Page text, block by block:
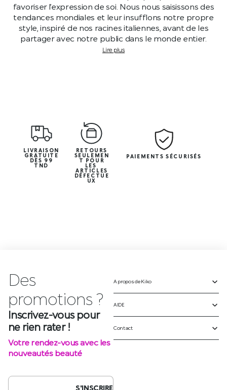
favoriser l’expression de soi. Nous nous saisissons des
tendances mondiales et leur insufflons notre propre
style, inspiré de nos racines italiennes, avant de les
partager avec notre public dans le monde entier.
Lire plus
LIVRAISON
GRATUITE
DÈS 99
TND
RETOURS
SEULEMEN
T POUR
LES
ARTICLES
DÉFECTUE
UX
PAIEMENTS SÉCURISÉS
Des
Inscrivez-vous pour
ne rien rater !
Votre rendez-vous avec les
nouveautés beauté
S'INSCRIRE